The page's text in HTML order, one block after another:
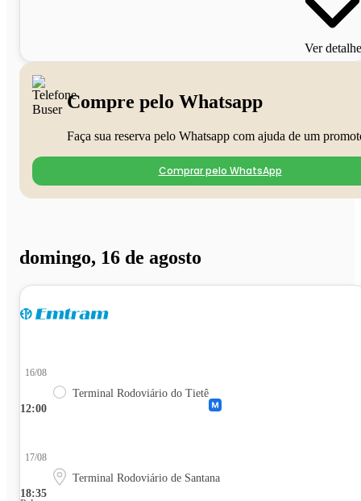
Ver
Compre pelo Whatsapp
Faça sua reserva pelo Whatsapp com ajuda de um
Comprar pelo WhatsApp
domingo, 16 de agosto
12:00
16/08
Terminal Rodoviário do Tietê
18:35
17/08
Terminal Rodoviário de Santana